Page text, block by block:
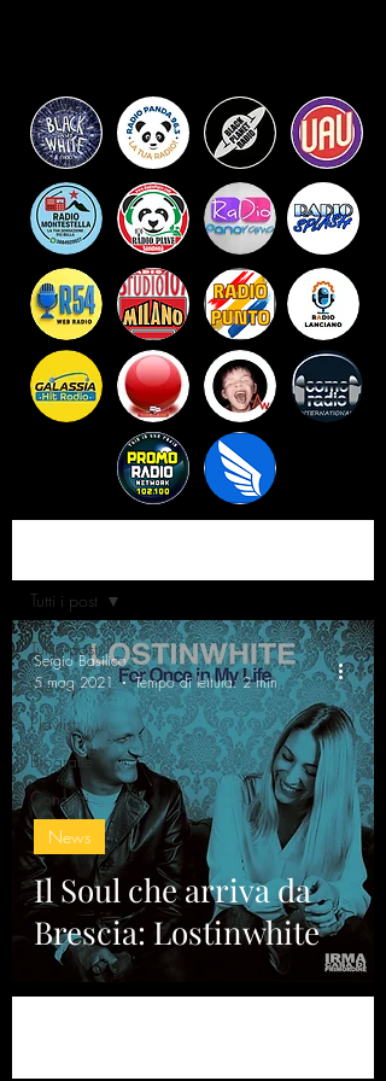
Tutti i post
News
Playlist
Biografie
Concerti
Tutti i post
Il Soul che arriva da
Brescia: Lostinwhite
News
Sergio Basilico
5 mag 2021
Tempo di lettura: 2 min